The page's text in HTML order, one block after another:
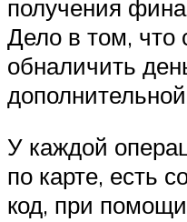
получения
Дело в том, что
обналичить
У каждой
по карте, есть
код, при помощи